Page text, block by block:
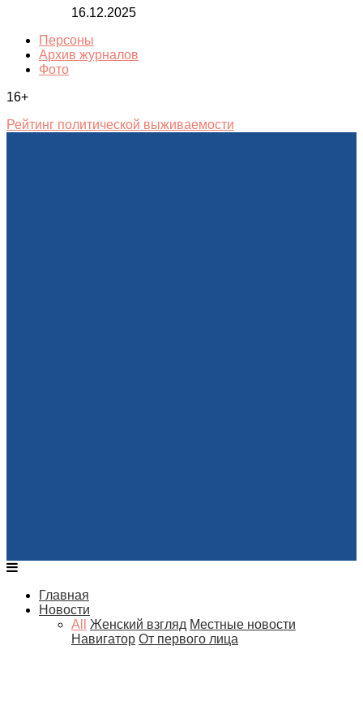
16.12.2025
Персоны
Архив журналов
Фото
16+
Рейтинг политической выживаемости
Главная
Новости
All
Женский взгляд Местные новости
Навигатор От первого лица